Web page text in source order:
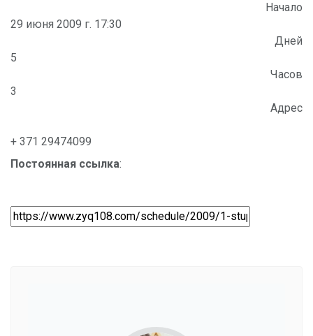
Начало
29 июня 2009 г. 17:30
Дней
5
Часов
3
Адрес
+ 371 29474099
Постоянная ссылка: